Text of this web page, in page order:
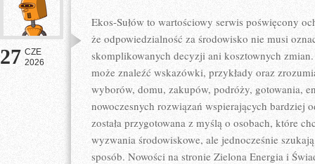
27 CZE
2026
Ekos-Sułów to wartościowy serwis poświęcony
że odpowiedzialność za środowisko nie musi
skomplikowanych decyzji ani kosztownych
może znaleźć wskazówki, przykłady oraz
wyborów, domu, zakupów, podróży, gotowania,
nowoczesnych rozwiązań wspierających bardziej
została przygotowana z myślą o osobach, które
wyzwania środowiskowe, ale jednocześnie
sposób. Nowości na stronie Zielona Energia i